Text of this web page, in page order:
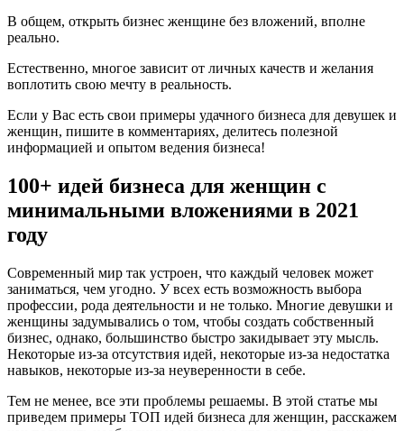
В общем, открыть бизнес женщине без вложений, вполне
реально.
Естественно, многое зависит от личных качеств и желания
воплотить свою мечту в реальность.
Если у Вас есть свои примеры удачного бизнеса для девушек и
женщин, пишите в комментариях, делитесь полезной
информацией и опытом ведения бизнеса!
100+ идей бизнеса для женщин с
минимальными вложениями в 2021
году
Современный мир так устроен, что каждый человек может
заниматься, чем угодно. У всех есть возможность выбора
профессии, рода деятельности и не только. Многие девушки и
женщины задумывались о том, чтобы создать собственный
бизнес, однако, большинство быстро закидывает эту мысль.
Некоторые из-за отсутствия идей, некоторые из-за недостатка
навыков, некоторые из-за неуверенности в себе.
Тем не менее, все эти проблемы решаемы. В этой статье мы
приведем примеры ТОП идей бизнеса для женщин, расскажем